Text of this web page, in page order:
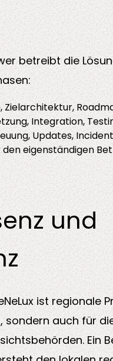
betreibt die
Integration,
Updates,
eigenständigen
und
ist regionale
sondern auch für
Ein